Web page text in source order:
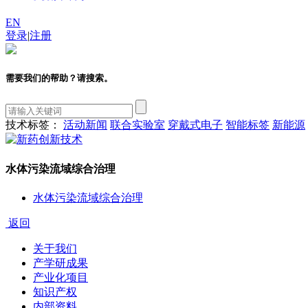
EN
登录|注册
需要我们的帮助？请搜索。
技术标签： 活动新闻 联合实验室 穿戴式电子 智能标签 新能源
水体污染流域综合治理
水体污染流域综合治理
返回
关于我们
产学研成果
产业化项目
知识产权